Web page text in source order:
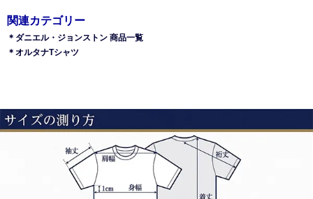
関連カテゴリー
＊ダニエル・ジョンストン 商品一覧
＊オルタナTシャツ